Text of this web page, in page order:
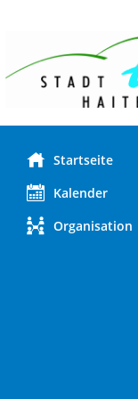
Startseite
Kalender
Organisation